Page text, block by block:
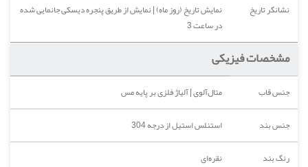
نشانگر تاریخ
نمایش تاریخ (روز ماه) | نمایش از طریق پنجره دیسکی جانمایی شده
در ساعت 3
مشخصات فیزیکی
جنس قاب
متال‌آلوی | آلیاژ فلزی بر پایه مس
جنس بند
استنلس استیل از درجه 304
رنگ بند
نقره‌ای